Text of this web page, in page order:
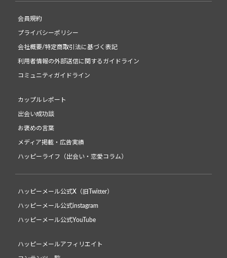
会員規約
プライバシーポリシー
会社概要/特定商取引法に基づく表記
利用者情報の外部送信に関するガイドライン
コミュニティガイドライン
カップルレポート
出会い成功談
お褒めの言葉
メディア掲載・広告実績
ハッピーライフ（出会い・恋愛コラム）
ハッピーメール公式X（旧Twitter）
ハッピーメール公式instagram
ハッピーメール公式YouTube
ハッピーメールアフィリエイト